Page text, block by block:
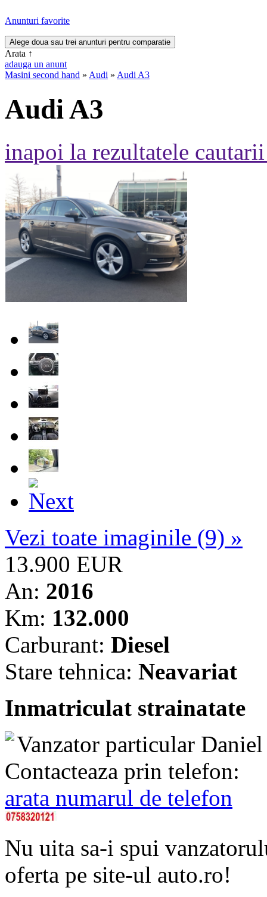
Anunturi favorite
Arata ↑
adauga un anunt
Masini second hand » Audi » Audi A3
Audi A3
inapoi la rezultatele
Vezi toate imaginile (9) »
13.900 EUR
An: 2016
Km: 132.000
Carburant: Diesel
Stare tehnica: Neavariat
Inmatriculat strainatate
Vanzator particular
Contacteaza prin telefon:
arata numarul de telefon
Nu uita sa-i spui
oferta pe site-ul auto.ro!